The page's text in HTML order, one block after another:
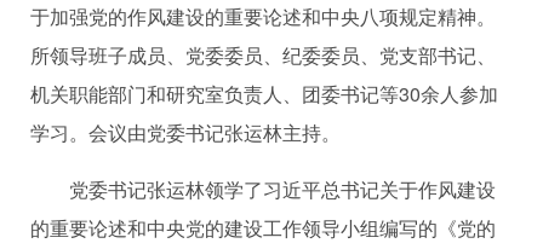
于加强党的作风建设的重要论述和中央八项规定精神。
所领导班子成员、党委委员、纪委委员、党支部书记、
机关职能部门和研究室负责人、团委书记等30余人参加
学习。会议由党委书记张运林主持。
党委书记张运林领学了习近平总书记关于作风建设
的重要论述和中央党的建设工作领导小组编写的《党的